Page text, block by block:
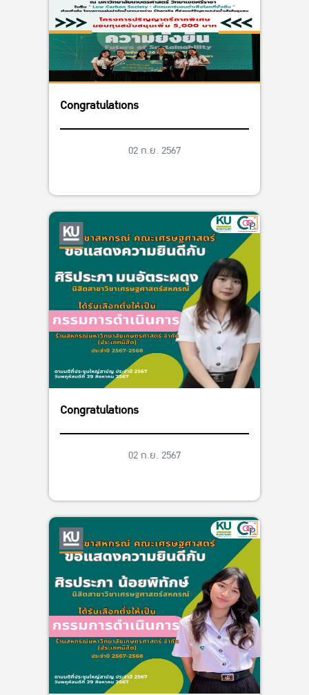
Congratulations
02 ก.ย. 2567
Congratulations
02 ก.ย. 2567